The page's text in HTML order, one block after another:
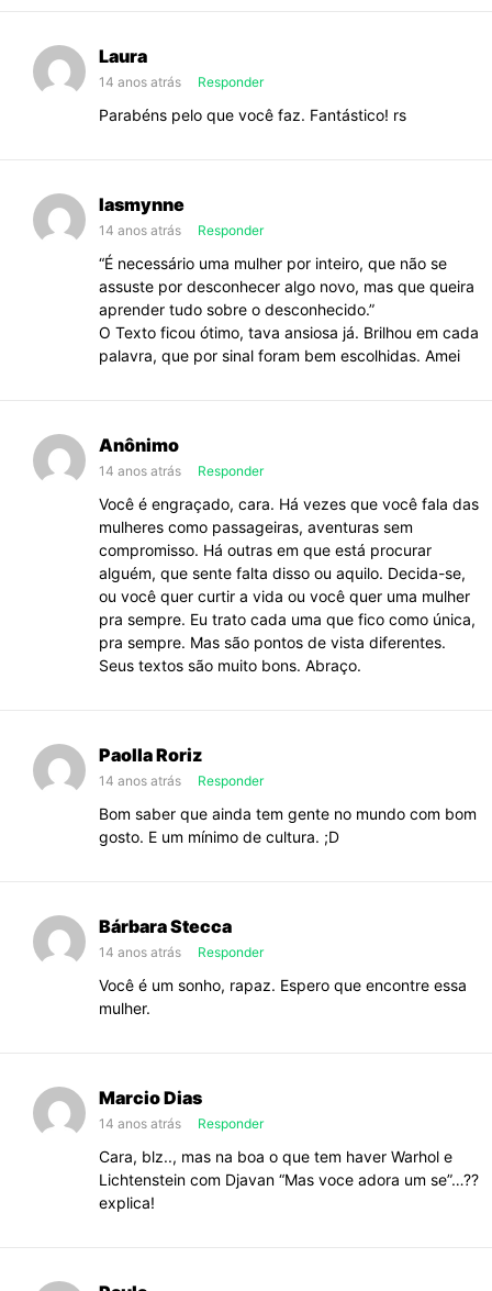
Laura
14 anos atrás Responder
Parabéns pelo que você faz. Fantástico! rs
Iasmynne
14 anos atrás Responder
“É necessário uma mulher por inteiro, que não se
assuste por desconhecer algo novo, mas que queira
aprender tudo sobre o desconhecido.”
O Texto ficou ótimo, tava ansiosa já. Brilhou em cada
palavra, que por sinal foram bem escolhidas. Amei
Anônimo
14 anos atrás Responder
Você é engraçado, cara. Há vezes que você fala das
mulheres como passageiras, aventuras sem
compromisso. Há outras em que está procurar
alguém, que sente falta disso ou aquilo. Decida-se,
ou você quer curtir a vida ou você quer uma mulher
pra sempre. Eu trato cada uma que fico como única,
pra sempre. Mas são pontos de vista diferentes.
Seus textos são muito bons. Abraço.
Paolla Roriz
14 anos atrás Responder
Bom saber que ainda tem gente no mundo com bom
gosto. E um mínimo de cultura. ;D
Bárbara Stecca
14 anos atrás Responder
Você é um sonho, rapaz. Espero que encontre essa
mulher.
Marcio Dias
14 anos atrás Responder
Cara, blz.., mas na boa o que tem haver Warhol e
Lichtenstein com Djavan “Mas voce adora um se”…??
explica!